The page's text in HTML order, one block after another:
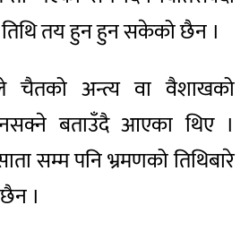
तिथि तय हुन हुन सकेको छैन ।
चैतको अन्त्य वा वैशाखको
बताउँदै आएका थिए ।
सम्म पनि भ्रमणको तिथिबारे
।